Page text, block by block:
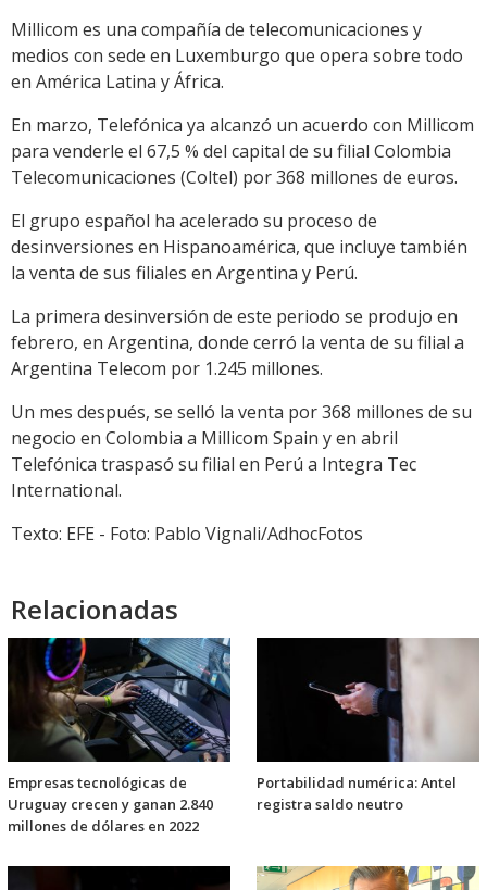
Millicom es una compañía de telecomunicaciones y
medios con sede en Luxemburgo que opera sobre todo
en América Latina y África.
En marzo, Telefónica ya alcanzó un acuerdo con Millicom
para venderle el 67,5 % del capital de su filial Colombia
Telecomunicaciones (Coltel) por 368 millones de euros.
El grupo español ha acelerado su proceso de
desinversiones en Hispanoamérica, que incluye también
la venta de sus filiales en Argentina y Perú.
La primera desinversión de este periodo se produjo en
febrero, en Argentina, donde cerró la venta de su filial a
Argentina Telecom por 1.245 millones.
Un mes después, se selló la venta por 368 millones de su
negocio en Colombia a Millicom Spain y en abril
Telefónica traspasó su filial en Perú a Integra Tec
International.
Texto: EFE - Foto: Pablo Vignali/AdhocFotos
Relacionadas
Empresas tecnológicas de
Uruguay crecen y ganan 2.840
millones de dólares en 2022
Portabilidad numérica: Antel
registra saldo neutro